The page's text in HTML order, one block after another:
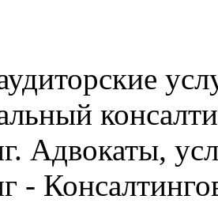
Адвокаты,
-